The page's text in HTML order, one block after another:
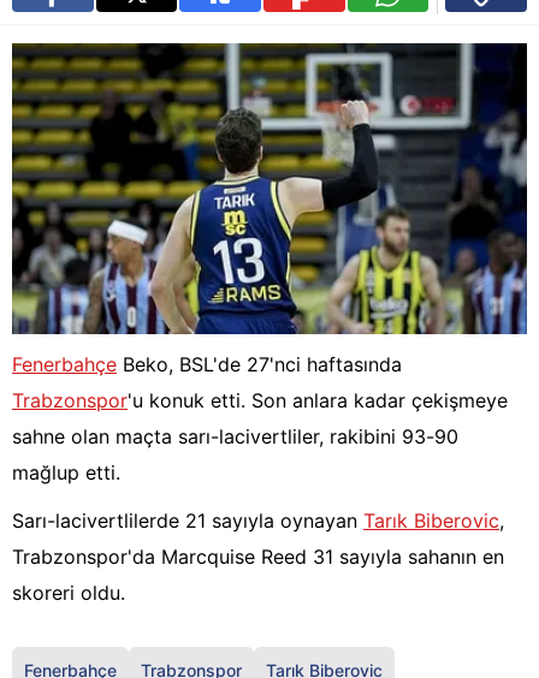
Fenerbahçe Beko, BSL'de 27'nci haftasında
Trabzonspor'u konuk etti. Son anlara kadar çekişmeye
sahne olan maçta sarı-lacivertliler, rakibini 93-90
mağlup etti.
Sarı-lacivertlilerde 21 sayıyla oynayan Tarık Biberovic,
Trabzonspor'da Marcquise Reed 31 sayıyla sahanın en
skoreri oldu.
Fenerbahçe Trabzonspor Tarık Biberovic